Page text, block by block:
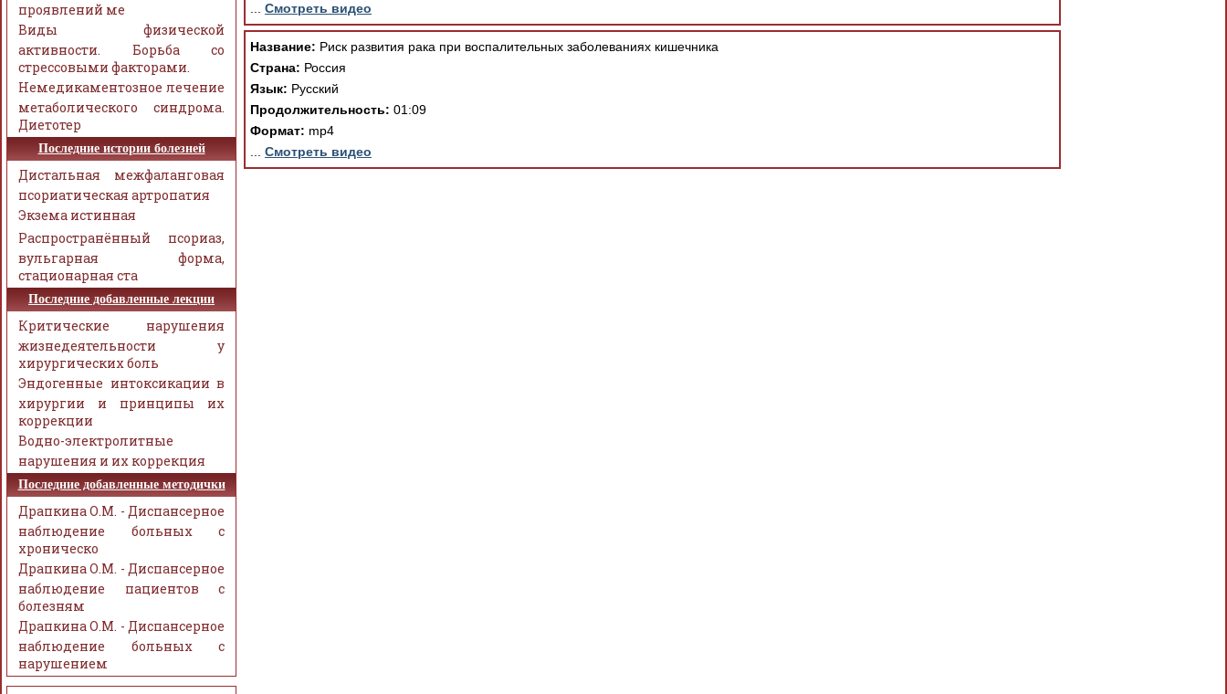
Смотреть видео
Название: Риск развития рака при воспалительных заболеваниях кишечника
Страна: Россия
Язык: Русский
Продолжительность: 01:09
Формат: mp4
Смотреть видео
проявлений ме
Виды физической
активности. Борьба со
стрессовыми факторами.
Немедикаментозное лечение
метаболического синдрома.
Диетотер
Последние истории болезней
Дистальная межфаланговая
псориатическая артропатия
Экзема истинная
Распространённый псориаз,
вульгарная форма,
стационарная ста
Последние добавленные лекции
Критические нарушения
жизнедеятельности у
хирургических боль
Эндогенные интоксикации в
хирургии и принципы их
коррекции
Водно-электролитные
нарушения и их коррекция
Последние добавленные методички
Драпкина О.М. - Диспансерное
наблюдение больных с
хроническо
Драпкина О.М. - Диспансерное
наблюдение пациентов с
болезням
Драпкина О.М. - Диспансерное
наблюдение больных с
нарушением